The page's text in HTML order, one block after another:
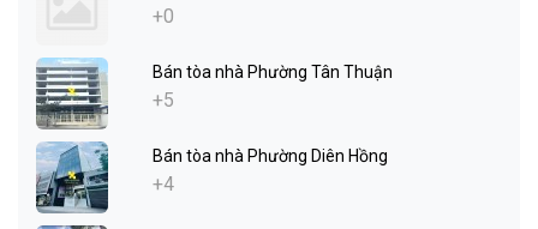
+0
Bán tòa nhà Phường Tân Thuận
+5
Bán tòa nhà Phường Diên Hồng
+4